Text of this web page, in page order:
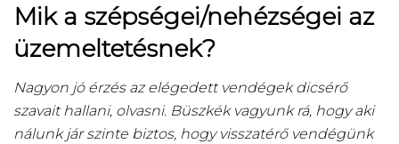
Mik a szépségei/nehézségei az
üzemeltetésnek?
Nagyon jó érzés az elégedett vendégek dicsérő
szavait hallani, olvasni. Büszkék vagyunk rá, hogy aki
nálunk jár szinte biztos, hogy visszatérő vendégünk